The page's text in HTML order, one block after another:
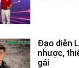
Đạo diễn
nhược,
gái